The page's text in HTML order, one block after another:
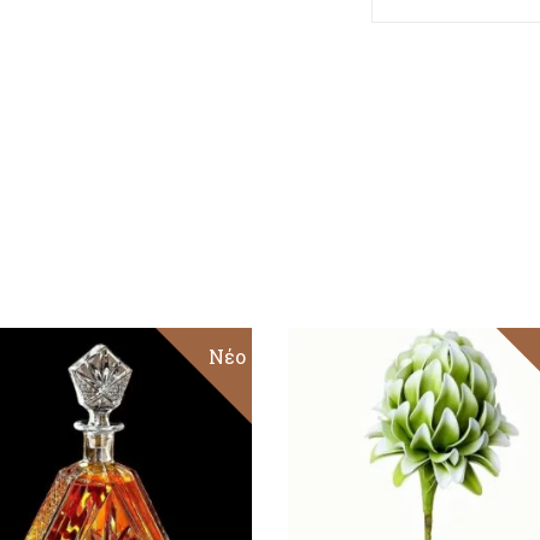
Νέο
ΠΡΟΣΘΉΚΗ ΣΤΟ
ΚΑΛΆΘΙ
ΠΡΟΣΘΉΚΗ ΣΤΟ
ΚΑΛΆΘΙ